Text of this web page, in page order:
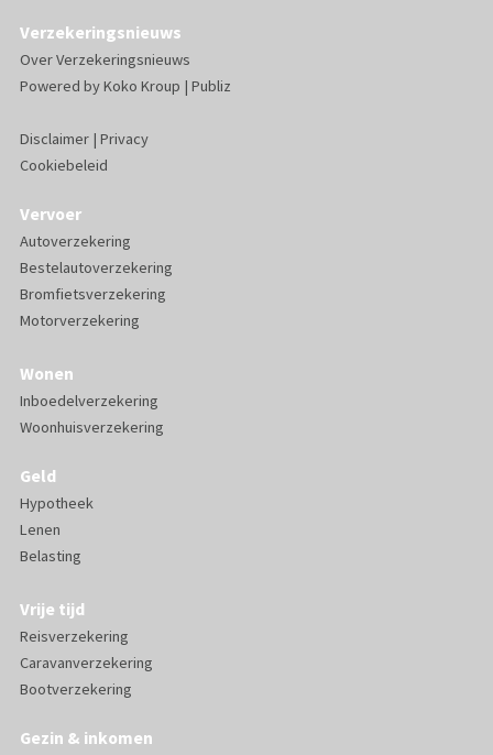
Verzekeringsnieuws
Over Verzekeringsnieuws
Powered byKoko Kroup | Publiz
Disclaimer| Privacy
Cookiebeleid
Vervoer
Autoverzekering
Bestelautoverzekering
Bromfietsverzekering
Motorverzekering
Wonen
Inboedelverzekering
Woonhuisverzekering
Geld
Hypotheek
Lenen
Belasting
Vrije tijd
Reisverzekering
Caravanverzekering
Bootverzekering
Gezin & inkomen